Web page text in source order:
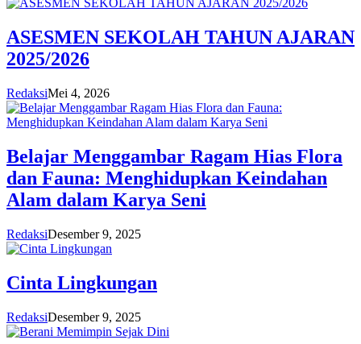
ASESMEN SEKOLAH TAHUN AJARAN
2025/2026
RedaksiMei 4, 2026
Belajar Menggambar Ragam Hias Flora
dan Fauna: Menghidupkan Keindahan
Alam dalam Karya Seni
RedaksiDesember 9, 2025
Cinta Lingkungan
RedaksiDesember 9, 2025